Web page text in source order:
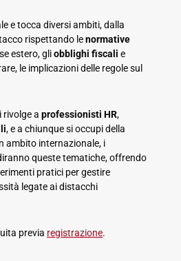
e tocca diversi ambiti, dalla
rispettando lenormative
estero, gliobblighi fiscali e
le implicazioni delle regole sul
rivolge a professionisti HR,
, e a chiunque si occupi della
ambito internazionale, i
queste tematiche, offrendo
pratici per gestire
legate ai distacchi
previa registrazione.